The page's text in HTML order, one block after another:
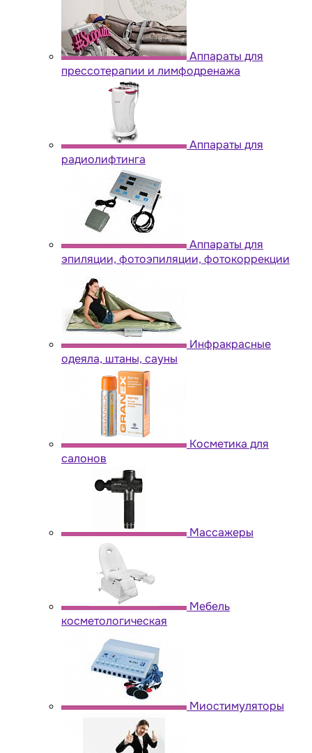
Аппараты для
прессотерапии и лимфодренажа
Аппараты для
радиолифтинга
Аппараты для
эпиляции, фотоэпиляции, фотокоррекции
Инфракрасные
одеяла, штаны, сауны
Косметика для
салонов
Массажеры
Мебель
косметологическая
Миостимуляторы